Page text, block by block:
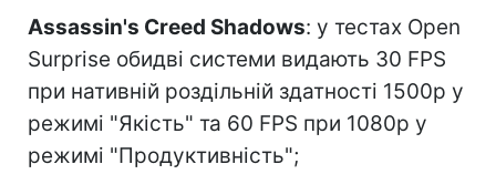
Assassin's Creed Shadows: у тестах Open
Surprise обидві системи видають 30 FPS
при нативній роздільній здатності 1500p у
режимі "Якість" та 60 FPS при 1080p у
режимі "Продуктивність";